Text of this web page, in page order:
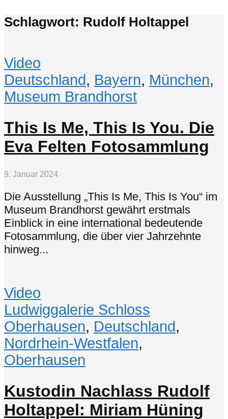
Schlagwort: Rudolf Holtappel
Video
Deutschland, Bayern, München,
Museum Brandhorst
This Is Me, This Is You. Die
Eva Felten Fotosammlung
9. Januar 2024
Die Ausstellung „This Is Me, This Is You“ im
Museum Brandhorst gewährt erstmals
Einblick in eine international bedeutende
Fotosammlung, die über vier Jahrzehnte
hinweg...
Video
Ludwiggalerie Schloss
Oberhausen, Deutschland,
Nordrhein-Westfalen,
Oberhausen
Kustodin Nachlass Rudolf
Holtappel: Miriam Hüning